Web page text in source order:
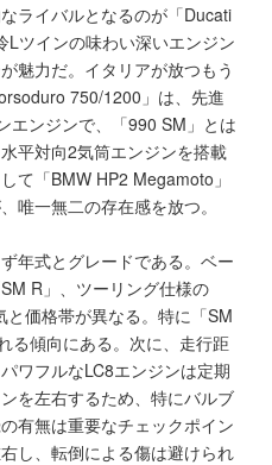
ライバルとなるのが「Ducati
ツインの味わい深いエンジン
魅力だ。イタリアが放つもう
750/1200」は、先進
エンジンで、「990 SM」とは
平対向2気筒エンジンを搭載
て「BMW HP2 Megamoto」
唯一無二の存在感を放つ。
年式とグレードである。ベー
R」、ツーリング仕様の
と価格帯が異なる。特に「SM
る傾向にある。次に、走行距
ワフルなLC8エンジンは定期
を左右するため、特にバルブ
有無は重要なチェックポイン
し、転倒による傷は避けられ